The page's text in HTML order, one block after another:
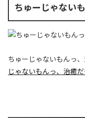
ちゅーじゃない
ちゅーじゃないもんっ
じゃないもんっ、治癒